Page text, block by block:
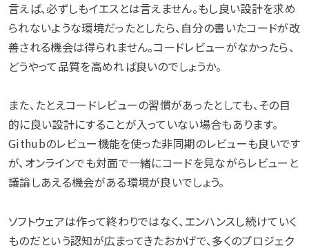
言えば、必ずしもイエスとは言えません。もし良い設計を求め
られないような環境だったとしたら、自分の書いたコードが改
善される機会は得られません。コードレビューがなかったら、
どうやって品質を高めれば良いのでしょうか。
また、たとえコードレビューの習慣があったとしても、その目
的に良い設計にすることが入っていない場合もあります。
Githubのレビュー機能を使った非同期のレビューも良いです
が、オンラインでも対面で一緒にコードを見ながらレビューと
議論しあえる機会がある環境が良いでしょう。
ソフトウェアは作って終わりではなく、エンハンスし続けていく
ものだという認知が広まってきたおかげで、多くのプロジェク